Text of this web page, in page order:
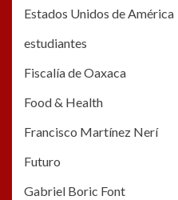
Estados Unidos de América
estudiantes
Fiscalía de Oaxaca
Food & Health
Francisco Martínez Nerí
Futuro
Gabriel Boric Font